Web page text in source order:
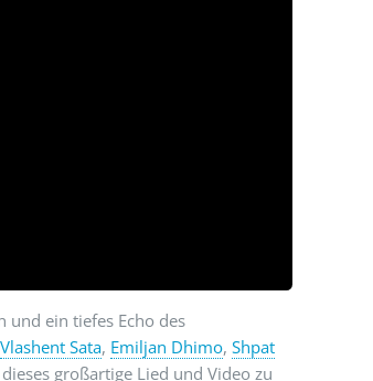
und ein tiefes Echo des
Vlashent Sata, Emiljan Dhimo,Shpat
großartige Lied und Video zu